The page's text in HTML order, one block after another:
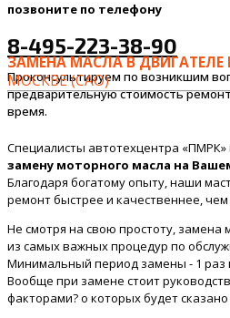
позвоните по телефону
8-495-223-38-90
Проконсультируем по возникшим
предварительную стоимость
время.
ЗАМЕНА МАСЛА В ДВИГАТЕЛЕ
МОСКВЕ (САО)
Специалисты автотехцентра
замену моторного масла на
Благодаря богатому опыту, наши
ремонт быстрее и качественнее, чем
Не смотря на свою простоту, замена
из самых важных процедур по
Минимальный период замены - 1 раз
Вообще при замене стоит
факторами? о которых будет